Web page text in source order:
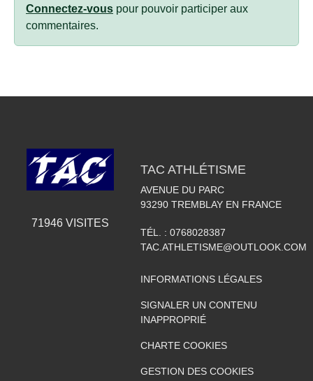
Connectez-vous pour pouvoir participer aux
commentaires.
71946VISITES
TAC ATHLÉTISME
AVENUE DU PARC
93290 TREMBLAY EN FRANCE
TÉL. : 0768028387
TAC.ATHLETISME@OUTLOOK.COM
INFORMATIONS LÉGALES
SIGNALER UN CONTENU
INAPPROPRIÉ
CHARTE COOKIES
GESTION DES COOKIES